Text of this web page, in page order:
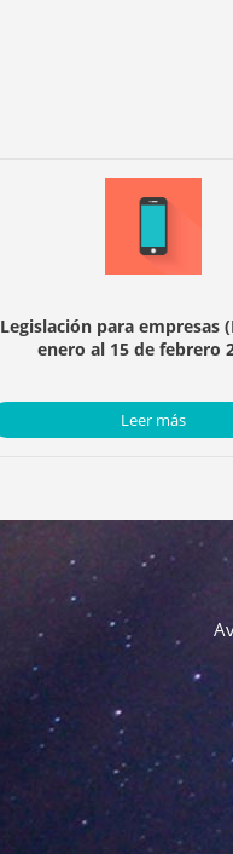
Legislación para empresas
enero al 15 de febrero
Leer más